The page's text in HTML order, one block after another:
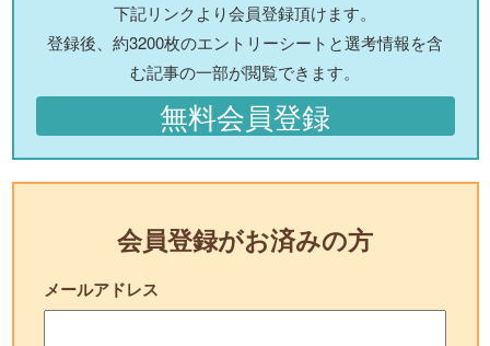
下記リンクより会員登録頂けます。
登録後、約3200枚のエントリーシートと選考情報を含
む記事の一部が閲覧できます。
無料会員登録
会員登録がお済みの方
メールアドレス